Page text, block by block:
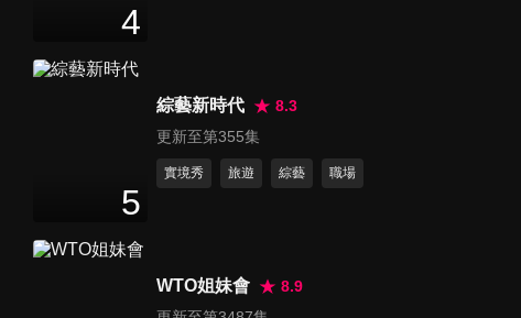
第74集 高中制服也能很有型?!
全台制服美少女大集合!!
刻!!
4
5
綜藝新時代
8.3
更新至第355集
實境秀 旅遊 綜藝 職場
WTO姐妹會
8.9